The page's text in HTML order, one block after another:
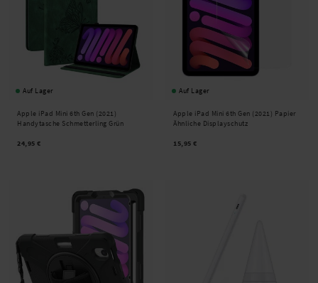
Auf Lager
Apple iPad Mini 6th Gen (2021)
Handytasche Schmetterling Grün
24,95 €
Auf Lager
Apple iPad Mini 6th Gen (2021) Papier
Ähnliche Displayschutz
15,95 €